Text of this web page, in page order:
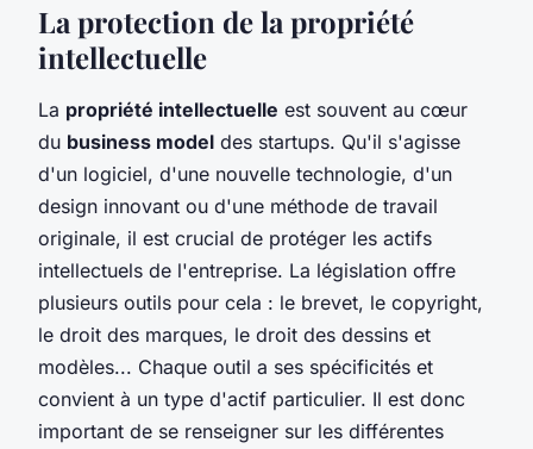
La protection de la propriété
intellectuelle
La propriété intellectuelle est souvent au cœur
du business model des startups. Qu'il s'agisse
d'un logiciel, d'une nouvelle technologie, d'un
design innovant ou d'une méthode de travail
originale, il est crucial de protéger les actifs
intellectuels de l'entreprise. La législation offre
plusieurs outils pour cela : le brevet, le copyright,
le droit des marques, le droit des dessins et
modèles... Chaque outil a ses spécificités et
convient à un type d'actif particulier. Il est donc
important de se renseigner sur les différentes